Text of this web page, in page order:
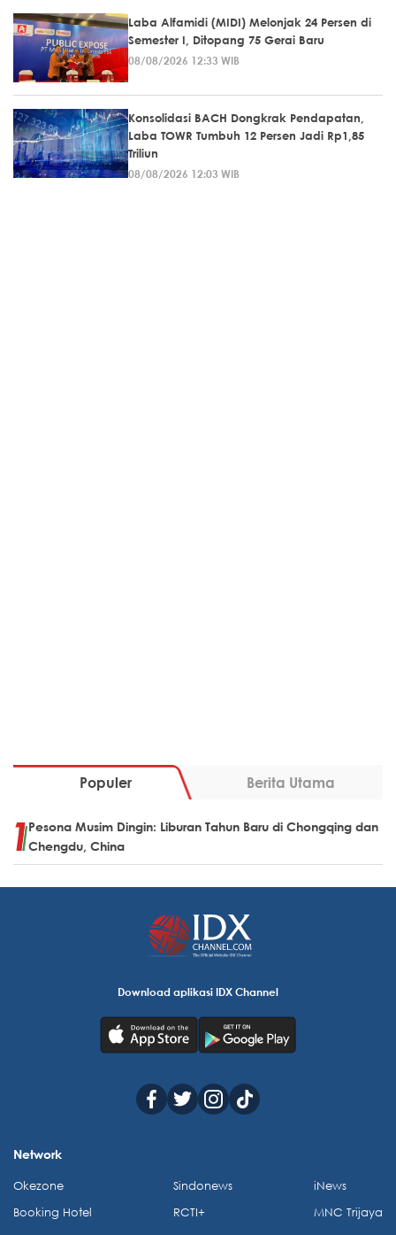
Laba Alfamidi (MIDI) Melonjak 24 Persen di
Semester I, Ditopang 75 Gerai Baru
08/08/2026 12:33 WIB
Konsolidasi BACH Dongkrak Pendapatan,
Laba TOWR Tumbuh 12 Persen Jadi Rp1,85
Triliun
08/08/2026 12:03 WIB
Populer Berita Utama
Pesona Musim Dingin: Liburan Tahun Baru di Chongqing dan
Chengdu, China
Download aplikasi IDX Channel
Network
Okezone
Booking Hotel
Sindonews
RCTI+
iNews
MNC Trijaya